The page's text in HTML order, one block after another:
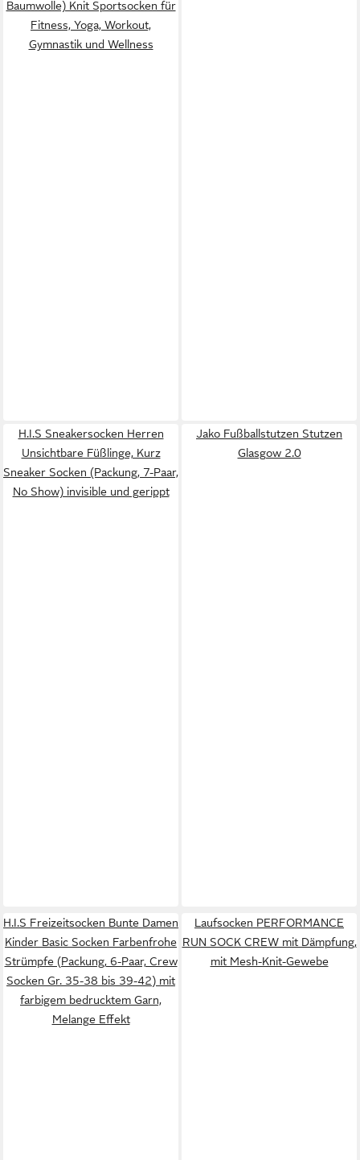
Baumwolle) Knit Sportsocken für
Fitness, Yoga, Workout,
Gymnastik und Wellness
H.I.S Sneakersocken Herren
Unsichtbare Füßlinge, Kurz
Sneaker Socken (Packung, 7-Paar,
No Show) invisible und gerippt
Jako Fußballstutzen Stutzen
Glasgow 2.0
H.I.S Freizeitsocken Bunte Damen
Kinder Basic Socken Farbenfrohe
Strümpfe (Packung, 6-Paar, Crew
Socken Gr. 35-38 bis 39-42) mit
farbigem bedrucktem Garn,
Melange Effekt
Laufsocken PERFORMANCE
RUN SOCK CREW mit Dämpfung,
mit Mesh-Knit-Gewebe